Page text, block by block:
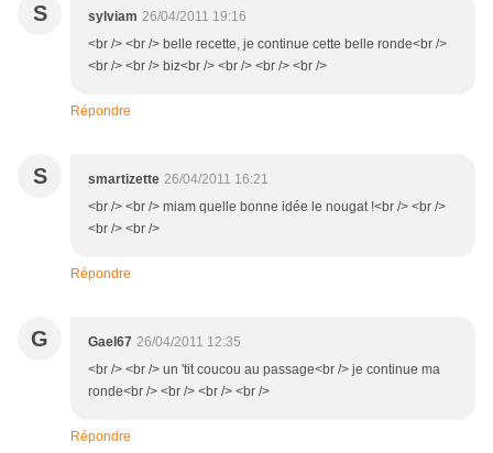
S sylviam 26/04/2011 19:16
<br /> <br /> belle recette, je continue cette belle ronde<br />
<br /> <br /> biz<br /> <br /> <br /> <br />
Répondre
S smartizette 26/04/2011 16:21
<br /> <br /> miam quelle bonne idée le nougat !<br /> <br />
<br /> <br />
Répondre
G Gael67 26/04/2011 12:35
<br /> <br /> un 'tit coucou au passage<br /> je continue ma
ronde<br /> <br /> <br /> <br />
Répondre